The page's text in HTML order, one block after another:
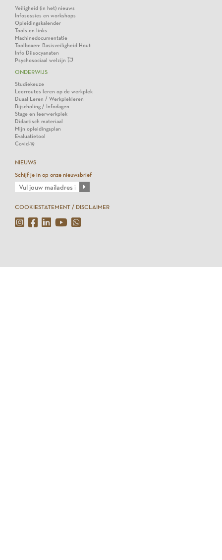
Veiligheid (in het) nieuws
Infosessies en workshops
Opleidingskalender
Tools en links
Machinedocumentatie
Toolboxen: Basisveiligheid Hout
Info Diisocyanaten
Psychosociaal welzijn
ONDERWIJS
Studiekeuze
Leerroutes leren op de werkplek
Duaal Leren / Werkplekleren
Bijscholing / Infodagen
Stage en leerwerkplek
Didactisch materiaal
Mijn opleidingsplan
Evaluatietool
Covid-19
NIEUWS
Schijf je in op onze nieuwsbrief
COOKIESTATEMENT / DISCLAIMER